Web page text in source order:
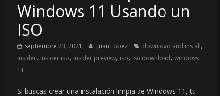
Windows 11 Usando un
ISO
septiembre 23, 2021 Juan Lopez download and install,
insider, insider iso, insider preview, iso, iso download, windows
11
Si buscas crear una instalación limpia de Windows 11, tu